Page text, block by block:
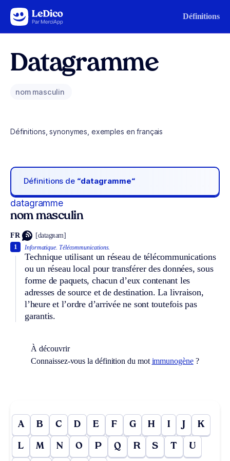
Aller au contenu Définitions
Datagramme
nom masculin
Définitions, synonymes, exemples en français
Définitions de “datagramme“
datagramme
nom masculin
FR [datagʀam]
Informatique. Télécommunications.
Technique utilisant un réseau de télécommunications
ou un réseau local pour transférer des données, sous
forme de paquets, chacun d’eux contenant les
adresses de source et de destination. La livraison,
l’heure et l’ordre d’arrivée ne sont toutefois pas
garantis.
1
À découvrir
Connaissez-vous la définition du mot immunogène?
A B C D E F G H I J K
L M N O P Q R S T U